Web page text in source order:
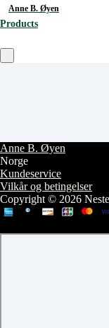
Anne B. Øyen
Products
Anne B. Øyen
Norge
Kundeservice
Vilkår og betingelser
Copyright © 2026